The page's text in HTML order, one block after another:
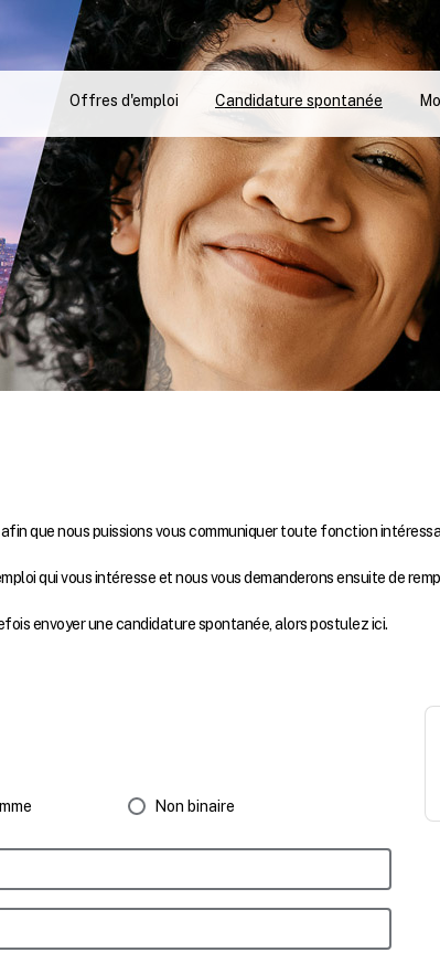
VISITEZ BRUXELLES FERMER LIEN
Offres d'emploi Candidature spontanée
que nous puissions vous communiquer toute fonction
qui vous intéresse et nous vous demanderons ensuite de
envoyer une candidature spontanée, alors postulez ici.
Non binaire